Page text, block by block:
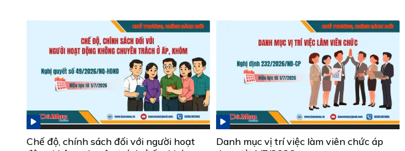
Chế độ, chính sách đối với người hoạt
Danh mục vị trí việc làm viên chức áp